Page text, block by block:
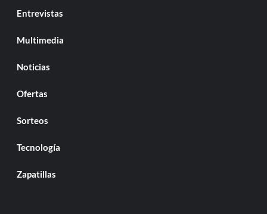
Entrevistas
Multimedia
Noticias
Ofertas
Sorteos
Tecnología
Zapatillas